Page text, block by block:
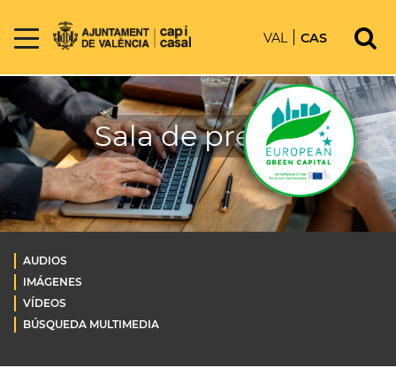
VAL CAS
Sala de prensa
AUDIOS
IMÁGENES
VÍDEOS
BÚSQUEDA MULTIMEDIA